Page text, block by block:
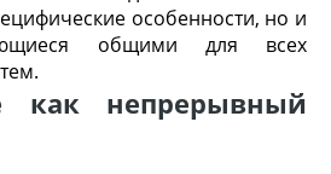
особенности, но и
общими для всех
как непрерывный